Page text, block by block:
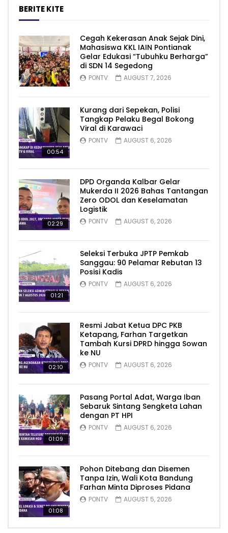
BERITE KITE
Cegah Kekerasan Anak Sejak Dini,
Mahasiswa KKL IAIN Pontianak
Gelar Edukasi “Tubuhku Berharga”
di SDN 14 Segedong
PONTV AUGUST 7, 2026
00:54
Kurang dari Sepekan, Polisi
Tangkap Pelaku Begal Bokong
Viral di Karawaci
PONTV AUGUST 6, 2026
02:29
DPD Organda Kalbar Gelar
Mukerda II 2026 Bahas Tantangan
Zero ODOL dan Keselamatan
Logistik
PONTV AUGUST 6, 2026
01:21
Seleksi Terbuka JPTP Pemkab
Sanggau: 90 Pelamar Rebutan 13
Posisi Kadis
PONTV AUGUST 6, 2026
02:10
Resmi Jabat Ketua DPC PKB
Ketapang, Farhan Targetkan
Tambah Kursi DPRD hingga Sowan
ke NU
PONTV AUGUST 6, 2026
01:09
Pasang Portal Adat, Warga Iban
Sebaruk Sintang Sengketa Lahan
dengan PT HPI
PONTV AUGUST 6, 2026
01:08
Pohon Ditebang dan Disemen
Tanpa Izin, Wali Kota Bandung
Farhan Minta Diproses Pidana
PONTV AUGUST 5, 2026